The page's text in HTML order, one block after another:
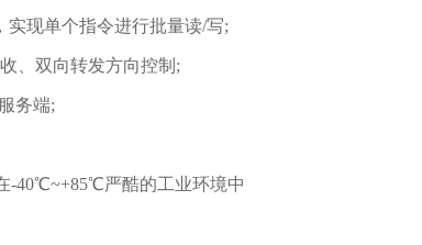
现单个指令进行批量读/写;
、双向转发方向控制;
务端;
-40℃~+85℃严酷的工业环境中